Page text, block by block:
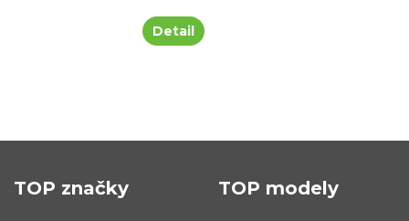
Detail
TOP značky TOP modely